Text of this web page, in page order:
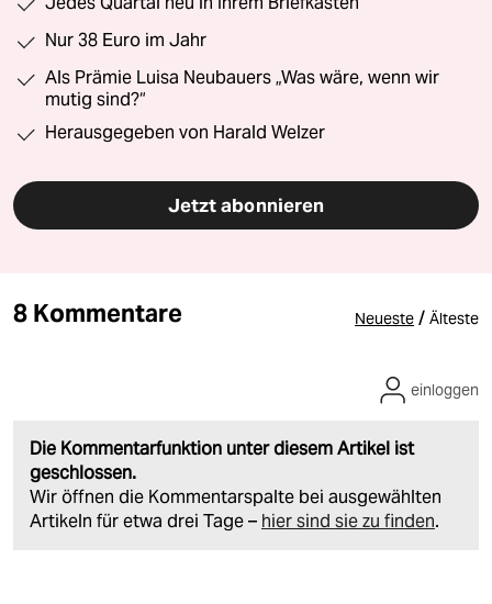
Nur 38 Euro im Jahr
Als Prämie Luisa Neubauers „Was wäre, wenn wir
mutig sind?“
Herausgegeben von Harald Welzer
Jetzt abonnieren
8 Kommentare Neueste / Älteste
Die Kommentarfunktion unter diesem Artikel ist
geschlossen.
Wir öffnen die Kommentarspalte bei ausgewählten
Artikeln für etwa drei Tage – hier sind sie zu finden.
einloggen